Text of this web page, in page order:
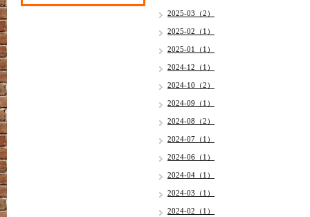
2025-03（2）
2025-02（1）
2025-01（1）
2024-12（1）
2024-10（2）
2024-09（1）
2024-08（2）
2024-07（1）
2024-06（1）
2024-04（1）
2024-03（1）
2024-02（1）